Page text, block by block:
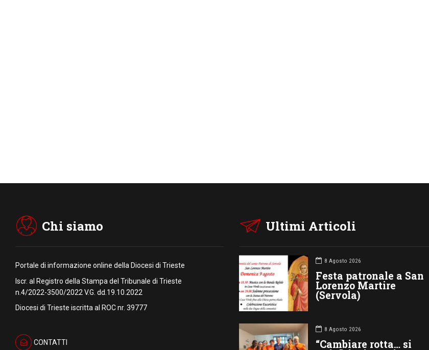
Chi siamo
Portale di informazione online della Diocesi di Trieste
Iscr. al Registro della Stampa del Tribunale di Trieste
n.4/2022-3500/2022 V.G. dd.19.10.2022
Diocesi di Trieste iscritta al ROC nr. 39777
CONTATTI
Ultimi Articoli
8 Agosto 2026
Festa patronale a San
Lorenzo Martire
(Servola)
8 Agosto 2026
“Cambiare rotta… si